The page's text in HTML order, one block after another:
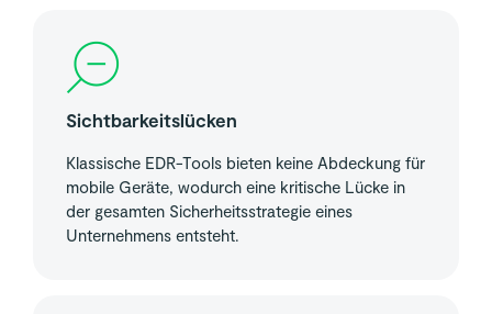
Sichtbarkeitslücken
Klassische EDR-Tools bieten keine Abdeckung für
mobile Geräte, wodurch eine kritische Lücke in
der gesamten Sicherheitsstrategie eines
Unternehmens entsteht.